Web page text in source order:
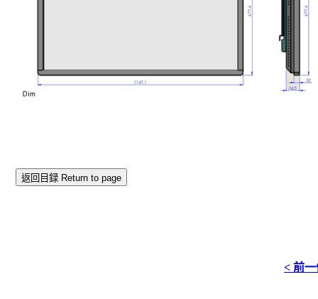
返回目録 Return to page
< 前一